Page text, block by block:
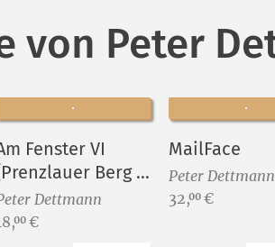
von Peter
Fenster VI
Berg -
Dettmann
00 €
MailFace
Peter Dettmann
Preis:
32,00 €